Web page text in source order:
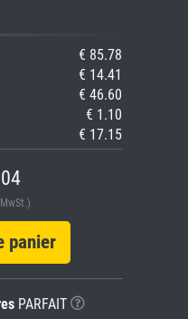
€ 85.78
€ 14.41
€ 46.60
€ 1.10
€ 17.15
PARFAIT